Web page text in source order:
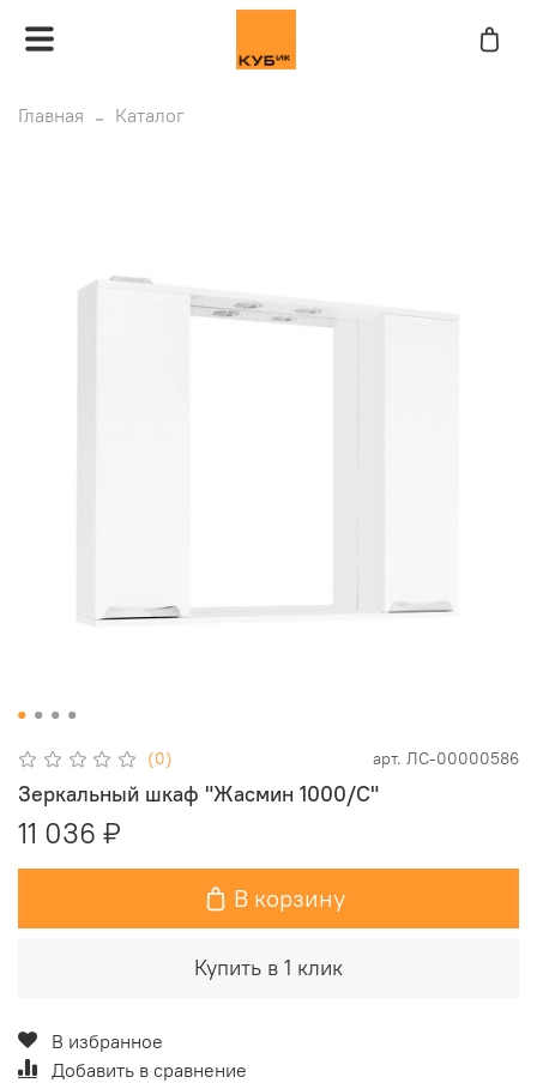
Главная Каталог
(0) арт. ЛС-00000586
Зеркальный шкаф "Жасмин 1000/С"
11 036 ₽
В корзину
Купить в 1 клик
В избранное
Добавить в сравнение